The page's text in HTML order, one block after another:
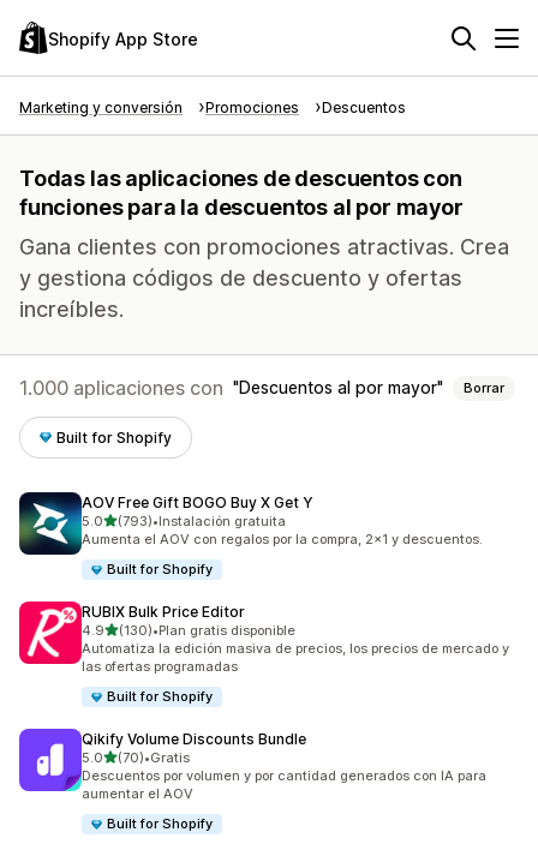
Shopify App Store
Marketing y conversión Promociones Descuentos
Todas las aplicaciones de descuentos con
funciones para la descuentos al por mayor
Gana clientes con promociones atractivas. Crea
y gestiona códigos de descuento y ofertas
increíbles.
1.000 aplicaciones con Descuentos al por mayor Borrar
Built for Shopify
AOV Free Gift BOGO Buy X Get Y
5.0de 5 estrellas
(793)
793 reseñas en total
•Instalación gratuita
Aumenta el AOV con regalos por la compra, 2x1 y descuentos.
Built for Shopify
RUBIX Bulk Price Editor
4.9de 5 estrellas
(130)
130 reseñas en total
•Plan gratis disponible
Automatiza la edición masiva de precios, los precios de mercado y
las ofertas programadas
Built for Shopify
Qikify Volume Discounts Bundle
5.0de 5 estrellas
(70)
70 reseñas en total
•Gratis
Descuentos por volumen y por cantidad generados con IA para
aumentar el AOV
Built for Shopify